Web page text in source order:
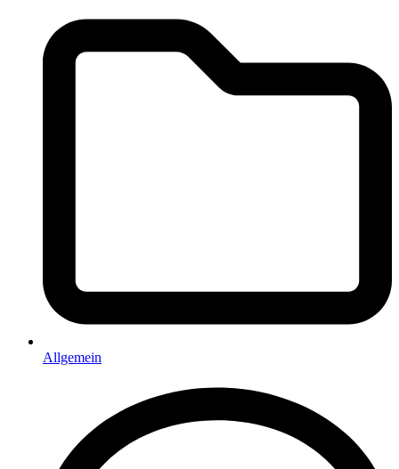
Allgemein